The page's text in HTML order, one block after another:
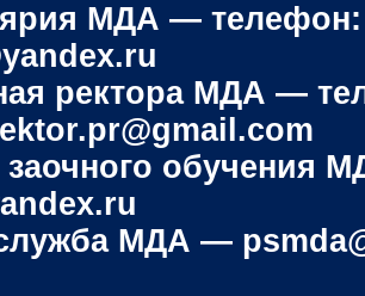
МДА — телефон:
ректора МДА —
заочного обучения
МДА —